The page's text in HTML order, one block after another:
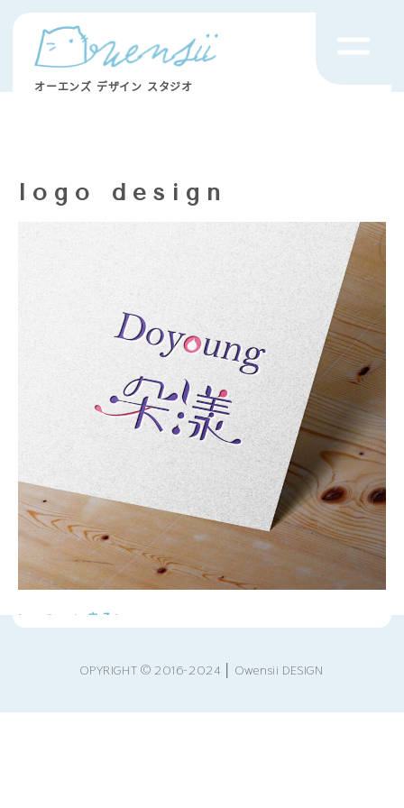
オーエンズ デザイン スタジオ
logo design
[ < Back 戻る]
OPYRIGHT © 2016-2024 │ Owensii DESIGN